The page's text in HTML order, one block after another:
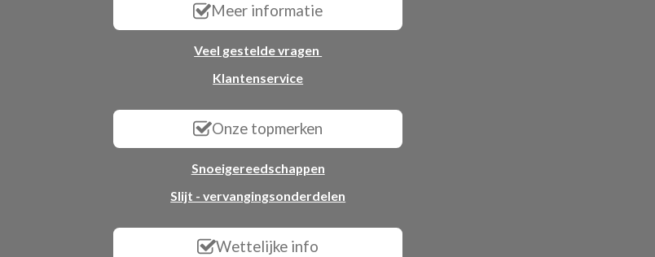
Meer informatie
Veel gestelde vragen
Klantenservice
Onze topmerken
Snoeigereedschappen
Slijt - vervangingsonderdelen
Wettelijke info